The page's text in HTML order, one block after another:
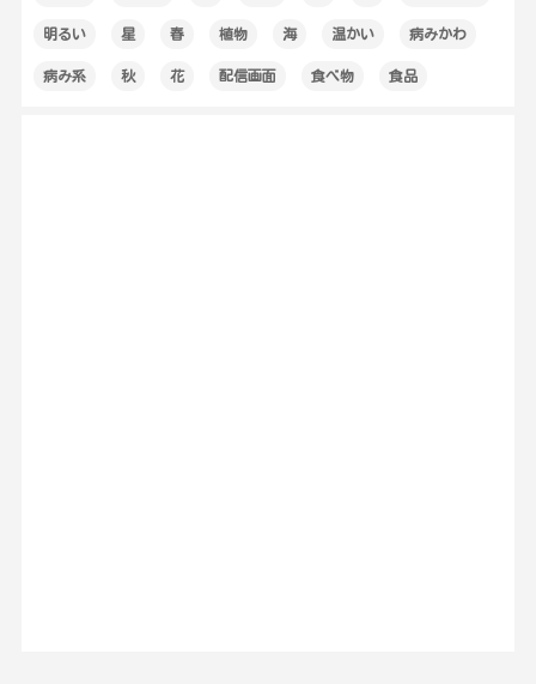
明るい 星 春 植物 海 温かい 病みかわ
病み系 秋 花 配信画面 食べ物 食品